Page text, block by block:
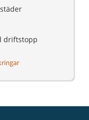
driftstopp